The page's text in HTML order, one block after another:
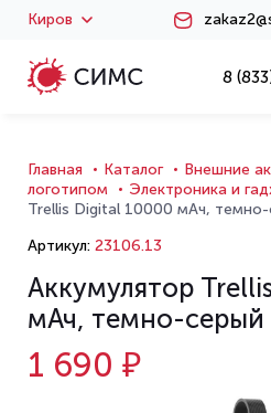
Киров
8
Главная Каталог
Внешние
логотипом
Электроника и
Trellis Digital 10000 мАч, темно-
Артикул: 23106.13
Аккумулятор
мАч, темно-серый
1 690 ₽